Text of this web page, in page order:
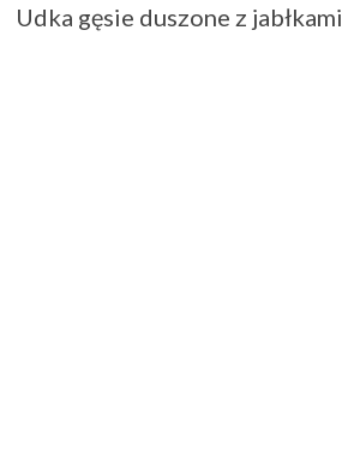
Udka gęsie duszone z jabłkami